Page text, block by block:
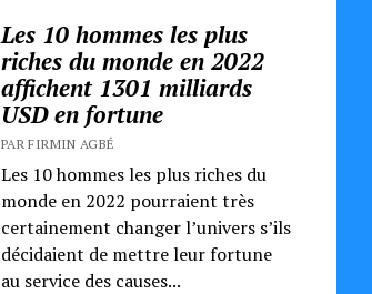
Les 10 hommes les plus
riches du monde en 2022
affichent 1301 milliards
USD en fortune
PAR FIRMIN AGBÉ
Les 10 hommes les plus riches du
monde en 2022 pourraient très
certainement changer l’univers s’ils
décidaient de mettre leur fortune
au service des causes...